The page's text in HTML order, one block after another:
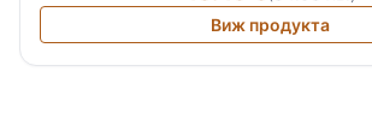
Виж продукта